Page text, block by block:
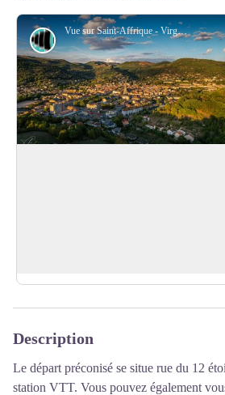
Vue sur Saint-Affrique - Virginie Govignon
Point de vue
Description
Le départ préconisé se situe rue du 12
station VTT. Vous pouvez également